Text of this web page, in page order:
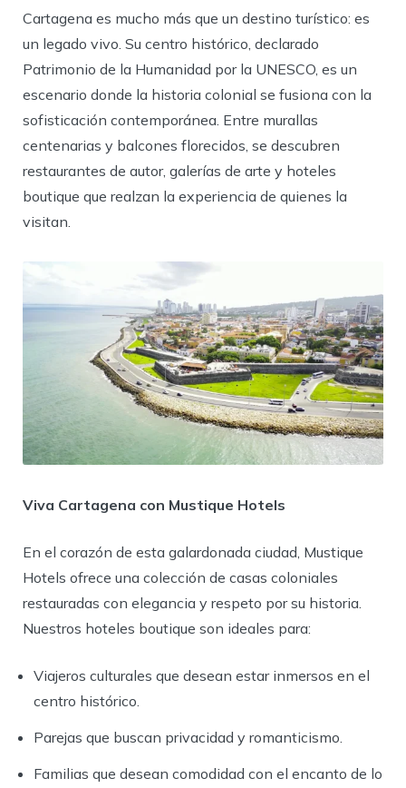
Cartagena es mucho más que un destino turístico: es
un legado vivo. Su centro histórico, declarado
Patrimonio de la Humanidad por la UNESCO, es un
escenario donde la historia colonial se fusiona con la
sofisticación contemporánea. Entre murallas
centenarias y balcones florecidos, se descubren
restaurantes de autor, galerías de arte y hoteles
boutique que realzan la experiencia de quienes la
visitan.
Viva Cartagena con Mustique Hotels
En el corazón de esta galardonada ciudad, Mustique
Hotels ofrece una colección de casas coloniales
restauradas con elegancia y respeto por su historia.
Nuestros hoteles boutique son ideales para:
Viajeros culturales que desean estar inmersos en el
centro histórico.
Parejas que buscan privacidad y romanticismo.
Familias que desean comodidad con el encanto de lo